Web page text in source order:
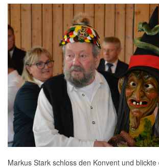
Markus Stark schloss den Konvent und